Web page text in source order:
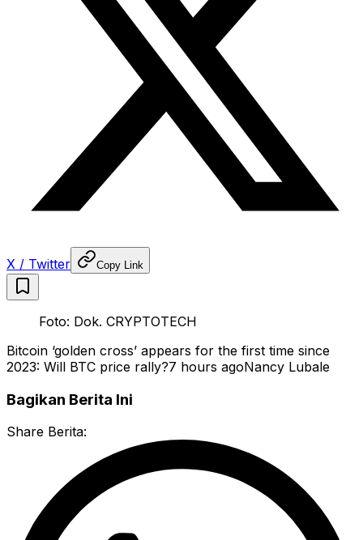
X / Twitter Copy Link
Foto: Dok. CRYPTOTECH
Bitcoin ‘golden cross’ appears for the first time since
2023: Will BTC price rally?7 hours agoNancy Lubale
Bagikan Berita Ini
Share Berita: